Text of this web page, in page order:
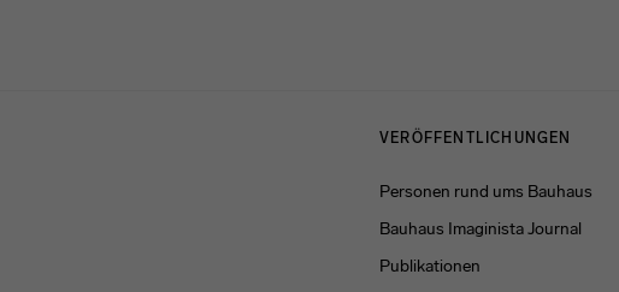
VERÖFFENTLICHUNGEN
Personen rund ums Bauhaus
Bauhaus Imaginista Journal
Publikationen